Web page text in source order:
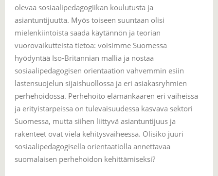
olevaa sosiaalipedagogiikan koulutusta ja
asiantuntijuutta. Myös toiseen suuntaan olisi
mielenkiintoista saada käytännön ja teorian
vuorovaikutteista tietoa: voisimme Suomessa
hyödyntää Iso-Britannian mallia ja nostaa
sosiaalipedagogisen orientaation vahvemmin esiin
lastensuojelun sijaishuollossa ja eri asiakasryhmien
perhehoidossa. Perhehoito elämänkaaren eri vaiheissa
ja erityistarpeissa on tulevaisuudessa kasvava sektori
Suomessa, mutta siihen liittyvä asiantuntijuus ja
rakenteet ovat vielä kehitysvaiheessa. Olisiko juuri
sosiaalipedagogisella orientaatiolla annettavaa
suomalaisen perhehoidon kehittämiseksi?